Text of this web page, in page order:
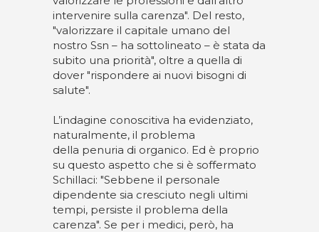
intervenire sulla carenza". Del resto,
"valorizzare il capitale umano del
nostro Ssn – ha sottolineato – è stata da
subito una priorità", oltre a quella di
dover "rispondere ai nuovi bisogni di
salute".
L’indagine conoscitiva ha evidenziato,
naturalmente, il problema
della penuria di organico. Ed è proprio
su questo aspetto che si è soffermato
Schillaci: "Sebbene il personale
dipendente sia cresciuto negli ultimi
tempi, persiste il problema della
carenza". Se per i medici, però, ha